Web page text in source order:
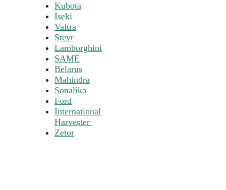
Kubota
Iseki
Valtra
Steyr
Lamborghini
SAME
Belarus
Mahindra
Sonalika
Ford
International
Harvester
Zetor